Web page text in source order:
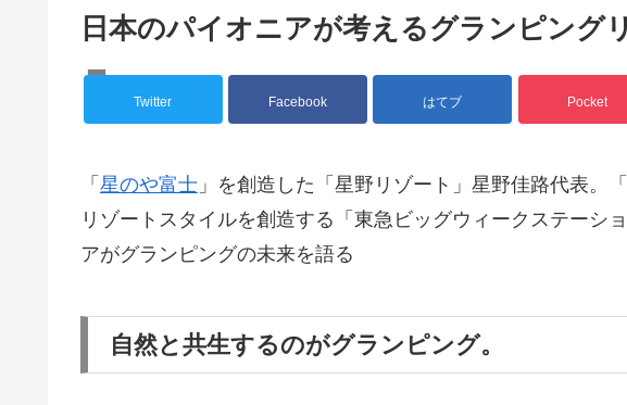
日本のパイオニアが考えるグランピング
Twitter Facebook はてブ Pocket
「 星のや富士 」を創造した「星野リゾート」星野佳路代表。「
リゾートスタイルを創造する「東急ビッグウィークステーシ
アがグランピングの未来を語る
自然と共生するのがグランピング。